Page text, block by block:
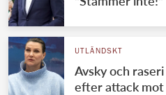
VÄRLDENS
Svenska
Brittiska
UTLÄNDSKT
Avsky och
efter attack mot